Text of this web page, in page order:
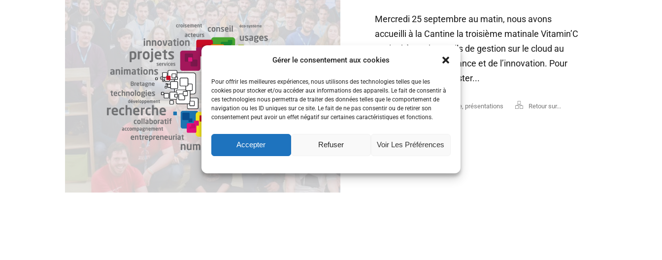
Gérer le consentement aux cookies
Pour offrir les meilleures expériences, nous utilisons des technologies telles que les
cookies pour stocker et/ou accéder aux informations des appareils. Le fait de consentir à
ces technologies nous permettra de traiter des données telles que le comportement de
navigation ou les ID uniques sur ce site. Le fait de ne pas consentir ou de retirer son
consentement peut avoir un effet négatif sur certaines caractéristiques et fonctions.
Accepter Refuser Voir Les Préférences
Mercredi 25 septembre au matin, nous avons
accueilli à la Cantine la troisième matinale Vitamin’C
sur le thème des outils de gestion sur le cloud au
service de la performance et de l’innovation. Pour
ceux qui n’ont pu assister...
cloud computing matinale, présentations Retour sur...